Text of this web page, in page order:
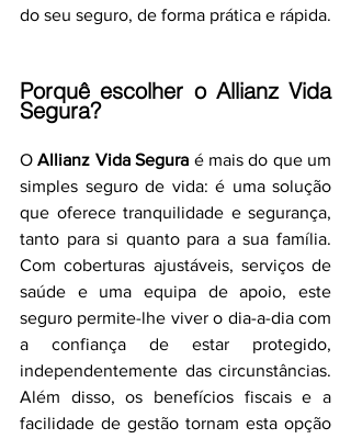
do seu seguro, de forma prática e rápida.
Porquê escolher o Allianz Vida
Segura?
O Allianz Vida Segura é mais do que um
simples seguro de vida: é uma solução
que oferece tranquilidade e segurança,
tanto para si quanto para a sua família.
Com coberturas ajustáveis, serviços de
saúde e uma equipa de apoio, este
seguro permite-lhe viver o dia-a-dia com
a confiança de estar protegido,
independentemente das circunstâncias.
Além disso, os benefícios fiscais e a
facilidade de gestão tornam esta opção